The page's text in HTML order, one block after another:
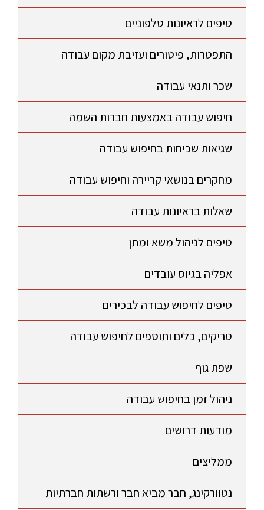
טיפים לראיונות טלפוניים
התפטרות, פיטורים ועזיבת מקום עבודה
שכר ותנאי עבודה
חיפוש עבודה באמצעות חברות השמה
שגיאות שכיחות בחיפוש עבודה
מחקרים בנושאי קריירה וחיפוש עבודה
שאלות בראיונות עבודה
טיפים לניהול משא ומתן
אפליה בגיוס עובדים
טיפים לחיפוש עבודה לבכירים
טריקים, כלים ותוספים לחיפוש עבודה
שפת גוף
ניהול זמן בחיפוש עבודה
מודעות דרושים
ממליצים
נטוורקינג, חבר מביא חבר ורשתות חברתיות